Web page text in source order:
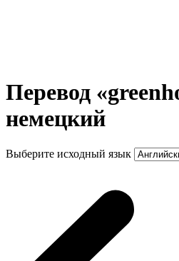
Перевод
немецкий
Выберите исходный язык